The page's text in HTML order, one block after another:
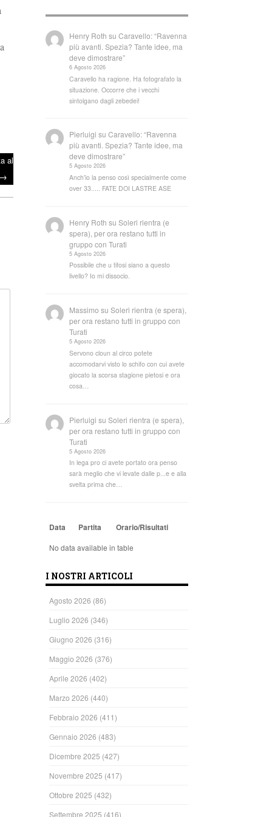
al
→
Henry Roth suCaravello: “Ravenna
più avanti. Spezia? Tante idee, ma
deve dimostrare”
6 Agosto 2026
Caravello ha ragione. Ha fotografato la
situazione. Occorre che i vecchi
sintolgano dagli zebedei!
Pierluigi suCaravello: “Ravenna
più avanti. Spezia? Tante idee, ma
deve dimostrare”
5 Agosto 2026
Anch'io la penso così specialmente come
over 33..... FATE DOI LASTRE ASE
Henry Roth suSoleri rientra (e
spera), per ora restano tutti in
gruppo con Turati
5 Agosto 2026
Possibile che u tifosi siano a questo
livello? Io mi dissocio.
Massimo suSoleri rientra (e spera),
per ora restano tutti in gruppo con
Turati
5 Agosto 2026
Servono cloun al circo potete
accomodarvi visto lo schifo con cui avete
giocato la scorsa stagione pietosi e ora
cosa…
Pierluigi suSoleri rientra (e spera),
per ora restano tutti in gruppo con
Turati
5 Agosto 2026
In lega pro ci avete portato ora penso
sarà meglio che vi levate dalle p...e e alla
svelta prima che…
Data Partita Orario/Risultati
No data available in table
I NOSTRI ARTICOLI
Agosto 2026 (86)
Luglio 2026 (346)
Giugno 2026 (316)
Maggio 2026 (376)
Aprile 2026 (402)
Marzo 2026 (440)
Febbraio 2026 (411)
Gennaio 2026 (483)
Dicembre 2025 (427)
Novembre 2025 (417)
Ottobre 2025 (432)
Settembre 2025 (416)